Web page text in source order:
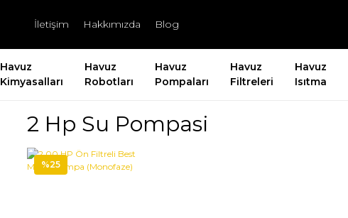
İletişim Hakkımızda Blog
Havuz
Kimyasalları
Havuz
Robotları
Havuz
Pompaları
Havuz
Filtreleri
Havuz
Isıtma
2 Hp Su Pompasi
%25